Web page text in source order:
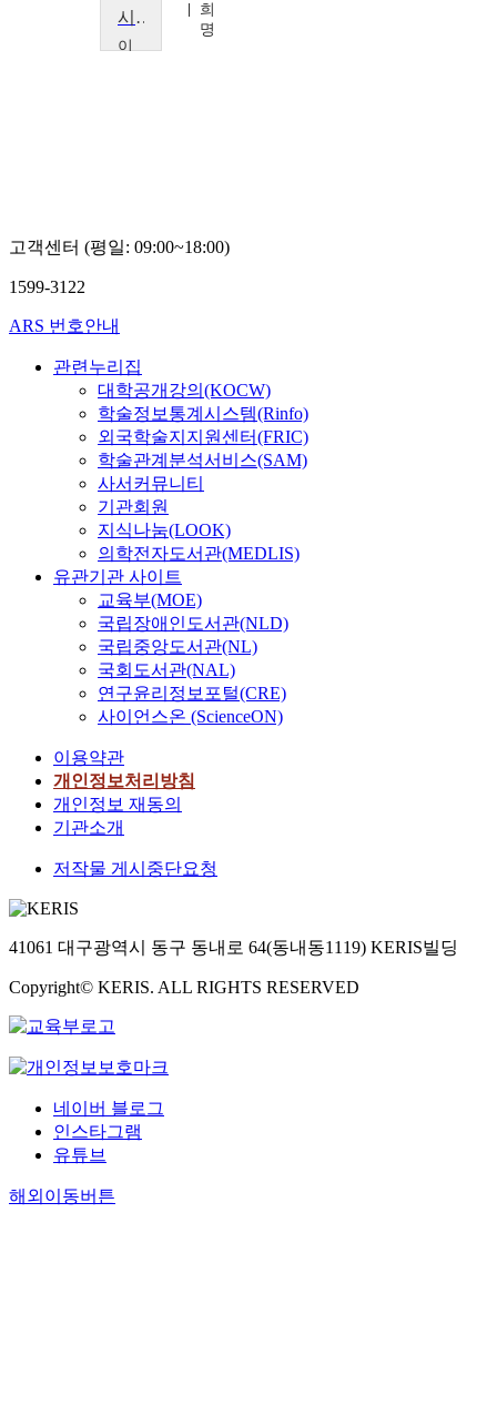
희
명
시대에 따른 한국의 악기 개론
이
고객센터 (평일: 09:00~18:00)
1599-3122
ARS 번호안내
관련누리집
대학공개강의(KOCW)
학술정보통계시스템(Rinfo)
외국학술지지원센터(FRIC)
학술관계분석서비스(SAM)
사서커뮤니티
기관회원
지식나눔(LOOK)
의학전자도서관(MEDLIS)
유관기관 사이트
교육부(MOE)
국립장애인도서관(NLD)
국립중앙도서관(NL)
국회도서관(NAL)
연구윤리정보포털(CRE)
사이언스온 (ScienceON)
이용약관
개인정보처리방침
개인정보 재동의
기관소개
저작물 게시중단요청
41061 대구광역시 동구 동내로 64(동내동1119) KERIS빌딩
Copyright© KERIS. ALL RIGHTS RESERVED
네이버 블로그
인스타그램
유튜브
해외이동버튼